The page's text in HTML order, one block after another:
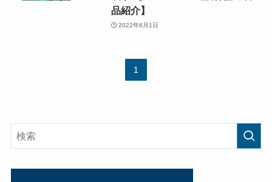
品紹介】
2022年6月1日
1